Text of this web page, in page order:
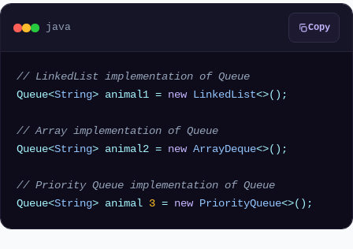
java Copy
// LinkedList implementation of Queue
Queue<String> animal1 = new LinkedList<>();
// Array implementation of Queue
Queue<String> animal2 = new ArrayDeque<>();
// Priority Queue implementation of Queue
Queue<String> animal 3 = new PriorityQueue